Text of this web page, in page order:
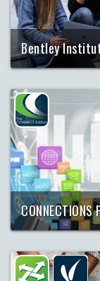
Bentley
Tudengite ja
CONNECTIONS-
ning saad infole